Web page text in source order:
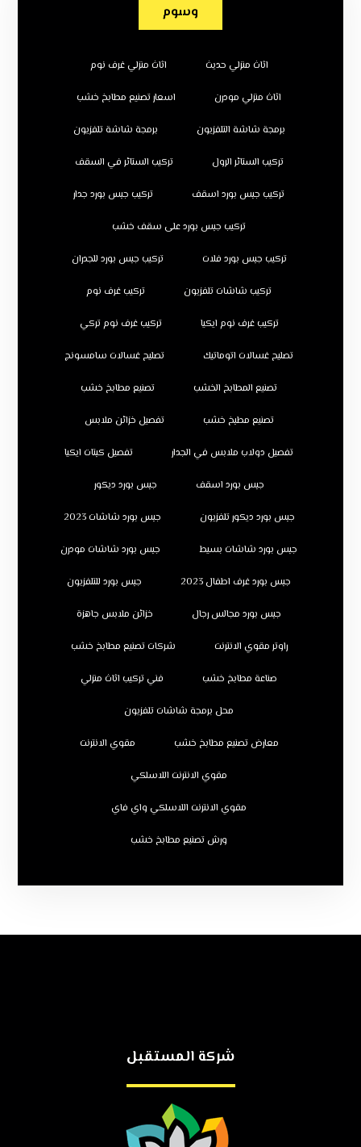
وسوم
اثاث منزلي حديث اثاث منزلي غرف نوم
اثاث منزلي مودرن اسعار تصنيع مطابخ خشب
برمجة شاشة التلفزيون برمجة شاشة تلفزيون
تركيب الستائر الرول تركيب الستائر في السقف
تركيب جبس بورد اسقف تركيب جبس بورد جدار
تركيب جبس بورد على سقف خشب
تركيب جبس بورد فلات تركيب جبس بورد للجدران
تركيب شاشات تلفزيون تركيب غرف نوم
تركيب غرف نوم ايكيا تركيب غرف نوم تركي
تصليح غسالات اتوماتيك تصليح غسالات سامسونج
تصنيع المطابخ الخشب تصنيع مطابخ خشب
تصنيع مطبخ خشب تفصيل خزائن ملابس
تفصيل دولاب ملابس في الجدار تفصيل كبتات ايكيا
جبس بورد اسقف جبس بورد ديكور
جبس بورد ديكور تلفزيون جبس بورد شاشات 2023
جبس بورد شاشات بسيط جبس بورد شاشات مودرن
جبس بورد غرف اطفال 2023 جبس بورد للتلفزيون
جبس بورد مجالس رجال خزائن ملابس جاهزة
راوتر مقوي الانترنت شركات تصنيع مطابخ خشب
صناعة مطابخ خشب فني تركيب اثاث منزلي
محل برمجة شاشات تلفزيون
معارض تصنيع مطابخ خشب مقوي الانترنت
مقوي الانترنت اللاسلكي
مقوي الانترنت اللاسلكي واي فاي
ورش تصنيع مطابخ خشب
شركة المستقبل